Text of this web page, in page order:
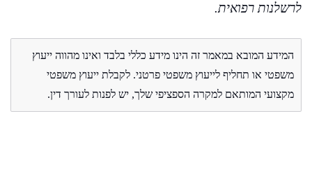
לרשלנות רפואית.
המידע המובא במאמר זה הינו מידע כללי בלבד ואינו מהווה ייעוץ
משפטי או תחליף לייעוץ משפטי פרטני. לקבלת ייעוץ משפטי
מקצועי המותאם למקרה הספציפי שלך, יש לפנות לעורך דין.